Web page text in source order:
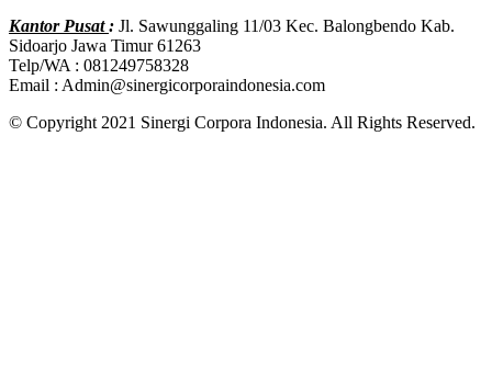
Kantor Pusat: Jl. Sawunggaling 11/03 Kec. Balongbendo Kab.
Sidoarjo Jawa Timur 61263
Telp/WA : 081249758328
Email : Admin@sinergicorporaindonesia.com
© Copyright 2021 Sinergi Corpora Indonesia. All Rights Reserved.